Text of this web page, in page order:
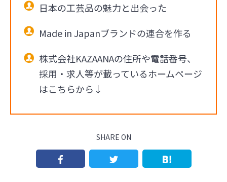
日本の工芸品の魅力と出会った
Made in Japanブランドの連合を作る
株式会社KAZAANAの住所や電話番号、
採用・求人等が載っているホームページ
はこちらから↓
SHARE ON